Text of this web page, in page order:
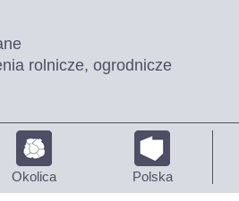
rolnicze, ogrodnicze
Okolica Polska